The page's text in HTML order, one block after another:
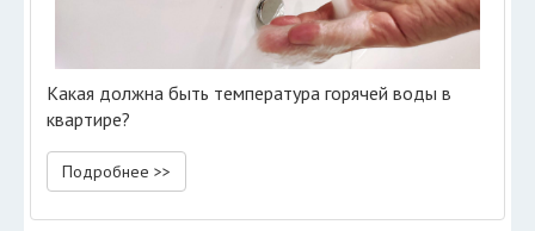
Какая должна быть температура горячей воды в
квартире?
Подробнее >>